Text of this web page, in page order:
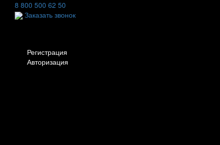
8 800 500 62 50
Заказать звонок
Регистрация
Авторизация